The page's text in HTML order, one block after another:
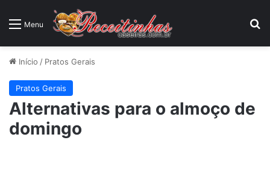
Menu
Início / Pratos Gerais
Pratos Gerais
Alternativas para o almoço de
domingo